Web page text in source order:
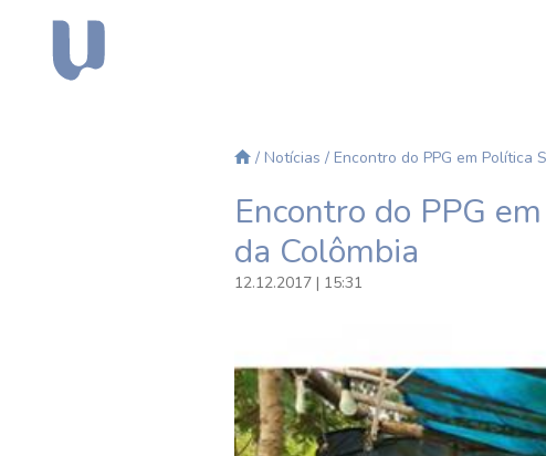
/ Notícias / Encontro do PPG em Política
Encontro do PPG
da Colômbia
12.12.2017 | 15:31